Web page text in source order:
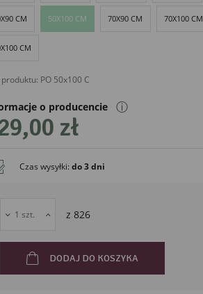
CM 50X100 CM 70X90 CM 70X100 CM
CM
produktu: PO 50x100 C
o producencie ⓘ
zł
Czas wysyłki:do 3 dni
z 826
DODAJ DO KOSZYKA